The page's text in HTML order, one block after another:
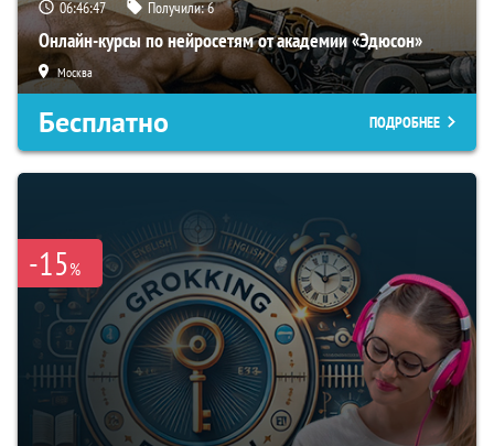
06:46:46 Получили:6
Онлайн-курсы по нейросетям от академии «Эдюсон»
Москва
Бесплатно ПОДРОБНЕЕ
-15%